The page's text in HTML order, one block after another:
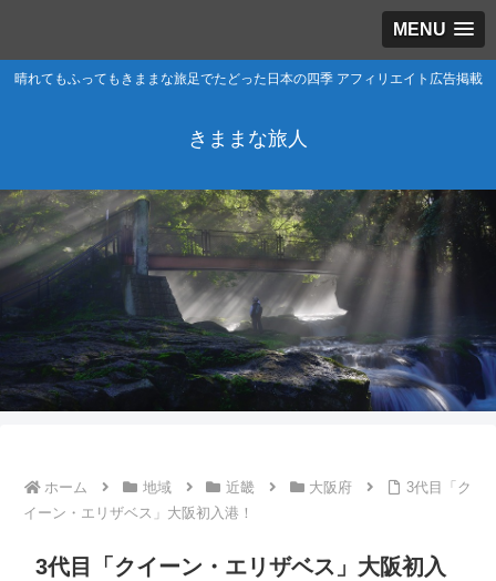
MENU
晴れてもふってもきままな旅足でたどった日本の四季 アフィリエイト広告掲載
きままな旅人
ホーム 地域 近畿 大阪府
3代目「ク
イーン・エリザベス」大阪初入港！
3代目「クイーン・エリザベス」大阪初入